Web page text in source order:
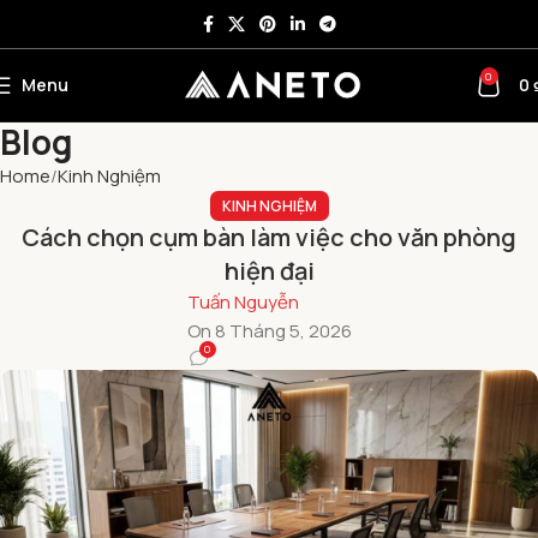
Menu 0 0
Blog
Home Kinh Nghiệm
KINH NGHIỆM
Cách chọn cụm bàn làm việc cho văn phòng
hiện đại
Tuấn Nguyễn
On 8 Tháng 5, 2026
0